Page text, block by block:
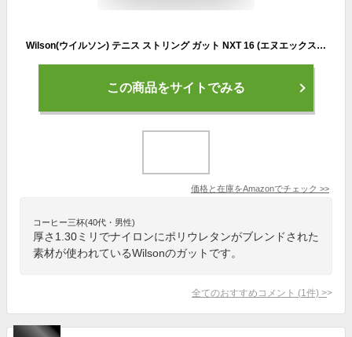
Wilson(ウイルソン) テニス ストリング ガット NXT 16 (エヌエックスティ 16) WRZ942800 16(1.30mm) [単張り] BLACK
この商品をサイトでみる
価格と在庫をAmazonでチェック >>
コーヒー三杯(40代・男性)
厚さ1.30ミリでナイロンにポリウレタンがブレンドされた
素材が使われているWilsonのガットです。
全てのおすすめコメント (1 件) >